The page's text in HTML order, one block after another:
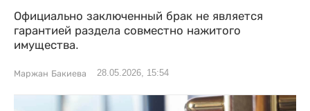
Официально заключенный брак не является
гарантией раздела совместно нажитого
имущества.
Маржан Бакиева 28.05.2026, 15:54